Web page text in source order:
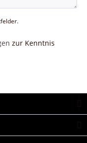
zur Kenntnis